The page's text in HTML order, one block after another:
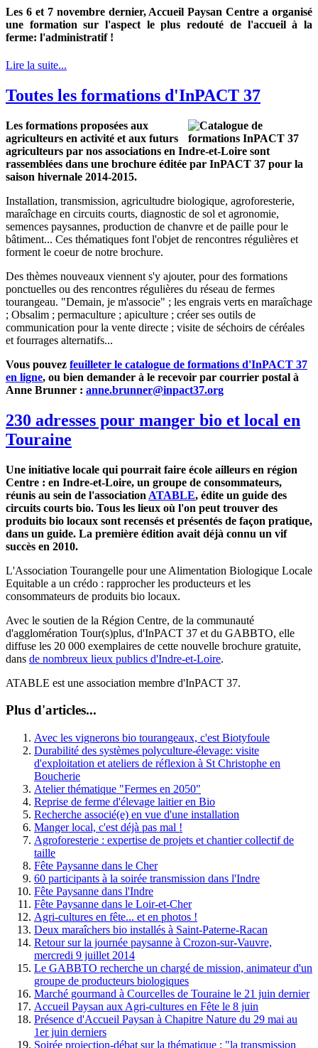
Les 6 et 7 novembre dernier, Accueil Paysan Centre a organisé
une formation sur l'aspect le plus redouté de l'accueil à la
ferme: l'administratif !
Lire la suite...
Toutes les formations d'InPACT 37
Les formations proposées aux
agriculteurs en activité et aux futurs
agriculteurs par nos associations en Indre-et-Loire sont
rassemblées dans une brochure éditée par InPACT 37 pour la
saison hivernale 2014-2015.
Installation, transmission, agricultudre biologique, agroforesterie,
maraîchage en circuits courts, diagnostic de sol et agronomie,
semences paysannes, production de chanvre et de paille pour le
bâtiment... Ces thématiques font l'objet de rencontres régulières et
forment le coeur de notre brochure.
Des thèmes nouveaux viennent s'y ajouter, pour des formations
ponctuelles ou des rencontres régulières du réseau de fermes
tourangeau. "Demain, je m'associe" ; les engrais verts en maraîchage
; Obsalim ; permaculture ; apiculture ; créer ses outils de
communication pour la vente directe ; visite de séchoirs de céréales
et fourrages alternatifs...
Vous pouvez feuilleter le catalogue de formations d'InPACT 37
en ligne, ou bien demander à le recevoir par courrier postal à
Anne Brunner : anne.brunner@inpact37.org
230 adresses pour manger bio et local en
Touraine
Une initiative locale qui pourrait faire école ailleurs en région
Centre : en Indre-et-Loire, un groupe de consommateurs,
réunis au sein de l'association ATABLE, édite un guide des
circuits courts bio. Tous les lieux où l'on peut trouver des
produits bio locaux sont recensés et présentés de façon pratique,
dans un guide. La première édition avait déjà connu un vif
succès en 2010.
L'Association Tourangelle pour une Alimentation Biologique Locale
Equitable a un crédo : rapprocher les producteurs et les
consommateurs de produits bio locaux.
Avec le soutien de la Région Centre, de la communauté
d'agglomération Tour(s)plus, d'InPACT 37 et du GABBTO, elle
diffuse les 20 000 exemplaires de cette nouvelle brochure gratuite,
dans de nombreux lieux publics d'Indre-et-Loire.
ATABLE est une association membre d'InPACT 37.
Plus d'articles...
Avec les vignerons bio tourangeaux, c'est Biotyfoule
Durabilité des systèmes polyculture-élevage: visite
d'exploitation et ateliers de réflexion à St Christophe en
Boucherie
Atelier thématique "Fermes en 2050"
Reprise de ferme d'élevage laitier en Bio
Recherche associé(e) en vue d'une installation
Manger local, c'est déjà pas mal !
Agroforesterie : expertise de projets et chantier collectif de
taille
Fête Paysanne dans le Cher
60 participants à la soirée transmission dans l'Indre
Fête Paysanne dans l'Indre
Fête Paysanne dans le Loir-et-Cher
Agri-cultures en fête... et en photos !
Deux maraîchers bio installés à Saint-Paterne-Racan
Retour sur la journée paysanne à Crozon-sur-Vauvre,
mercredi 9 juillet 2014
Le GABBTO recherche un chargé de mission, animateur d'un
groupe de producteurs biologiques
Marché gourmand à Courcelles de Touraine le 21 juin dernier
Accueil Paysan aux Agri-cultures en Fête le 8 juin
Présence d'Accueil Paysan à Chapitre Nature du 29 mai au
1er juin derniers
Soirée projection-débat sur la thématique : "la transmission